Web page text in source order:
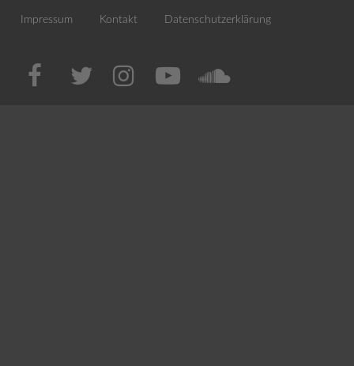
Impressum Kontakt Datenschutzerklärung